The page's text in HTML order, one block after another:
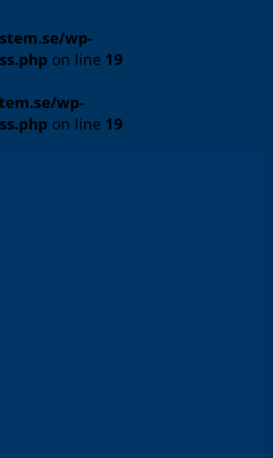
wp-
on line 19
wp-
on line 19